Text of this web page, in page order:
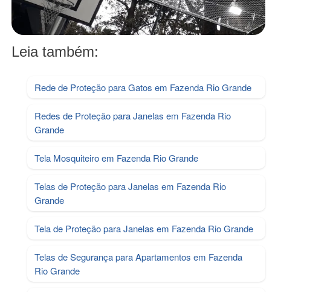
Leia também:
Rede de Proteção para Gatos em Fazenda Rio Grande
Redes de Proteção para Janelas em Fazenda Rio
Grande
Tela Mosquiteiro em Fazenda Rio Grande
Telas de Proteção para Janelas em Fazenda Rio
Grande
Tela de Proteção para Janelas em Fazenda Rio Grande
Telas de Segurança para Apartamentos em Fazenda
Rio Grande